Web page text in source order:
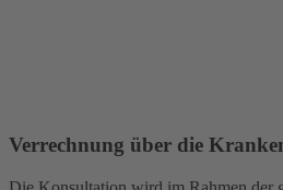
Verrechnung über die